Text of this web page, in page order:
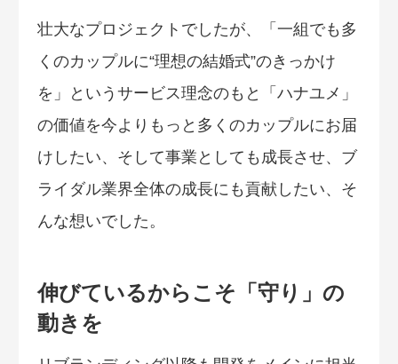
壮大なプロジェクトでしたが、「一組でも多
くのカップルに“理想の結婚式”のきっかけ
を」というサービス理念のもと「ハナユメ」
の価値を今よりもっと多くのカップルにお届
けしたい、そして事業としても成長させ、ブ
ライダル業界全体の成長にも貢献したい、そ
んな想いでした。
伸びているからこそ「守り」の
動きを